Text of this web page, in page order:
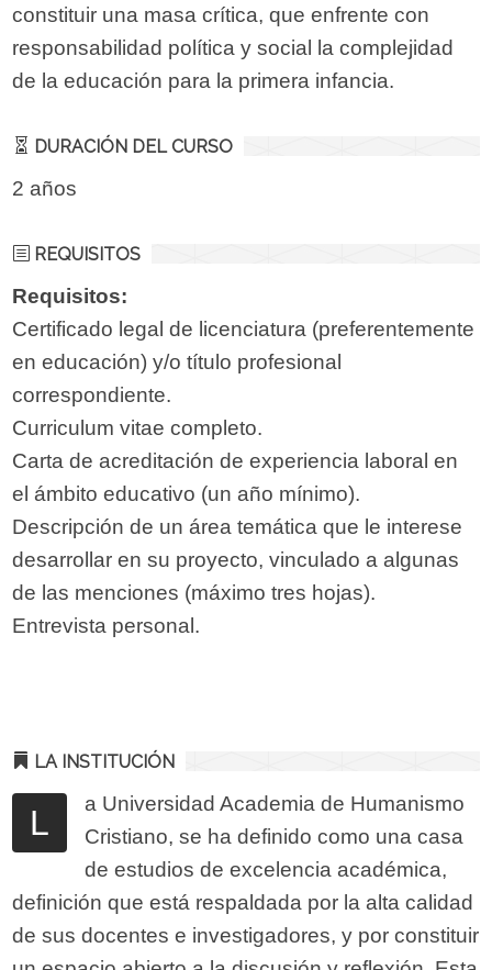
constituir una masa crítica, que enfrente con
responsabilidad política y social la complejidad
de la educación para la primera infancia.
DURACIÓN DEL CURSO
2 años
REQUISITOS
Requisitos:
Certificado legal de licenciatura (preferentemente
en educación) y/o título profesional
correspondiente.
Curriculum vitae completo.
Carta de acreditación de experiencia laboral en
el ámbito educativo (un año mínimo).
Descripción de un área temática que le interese
desarrollar en su proyecto, vinculado a algunas
de las menciones (máximo tres hojas).
Entrevista personal.
LA INSTITUCIÓN
L
a Universidad Academia de Humanismo
Cristiano, se ha definido como una casa
de estudios de excelencia académica,
definición que está respaldada por la alta calidad
de sus docentes e investigadores, y por constituir